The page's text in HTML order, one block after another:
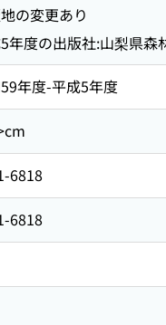
の変更あり
年度の出版社:山梨県森
年度-平成5年度
6818
6818